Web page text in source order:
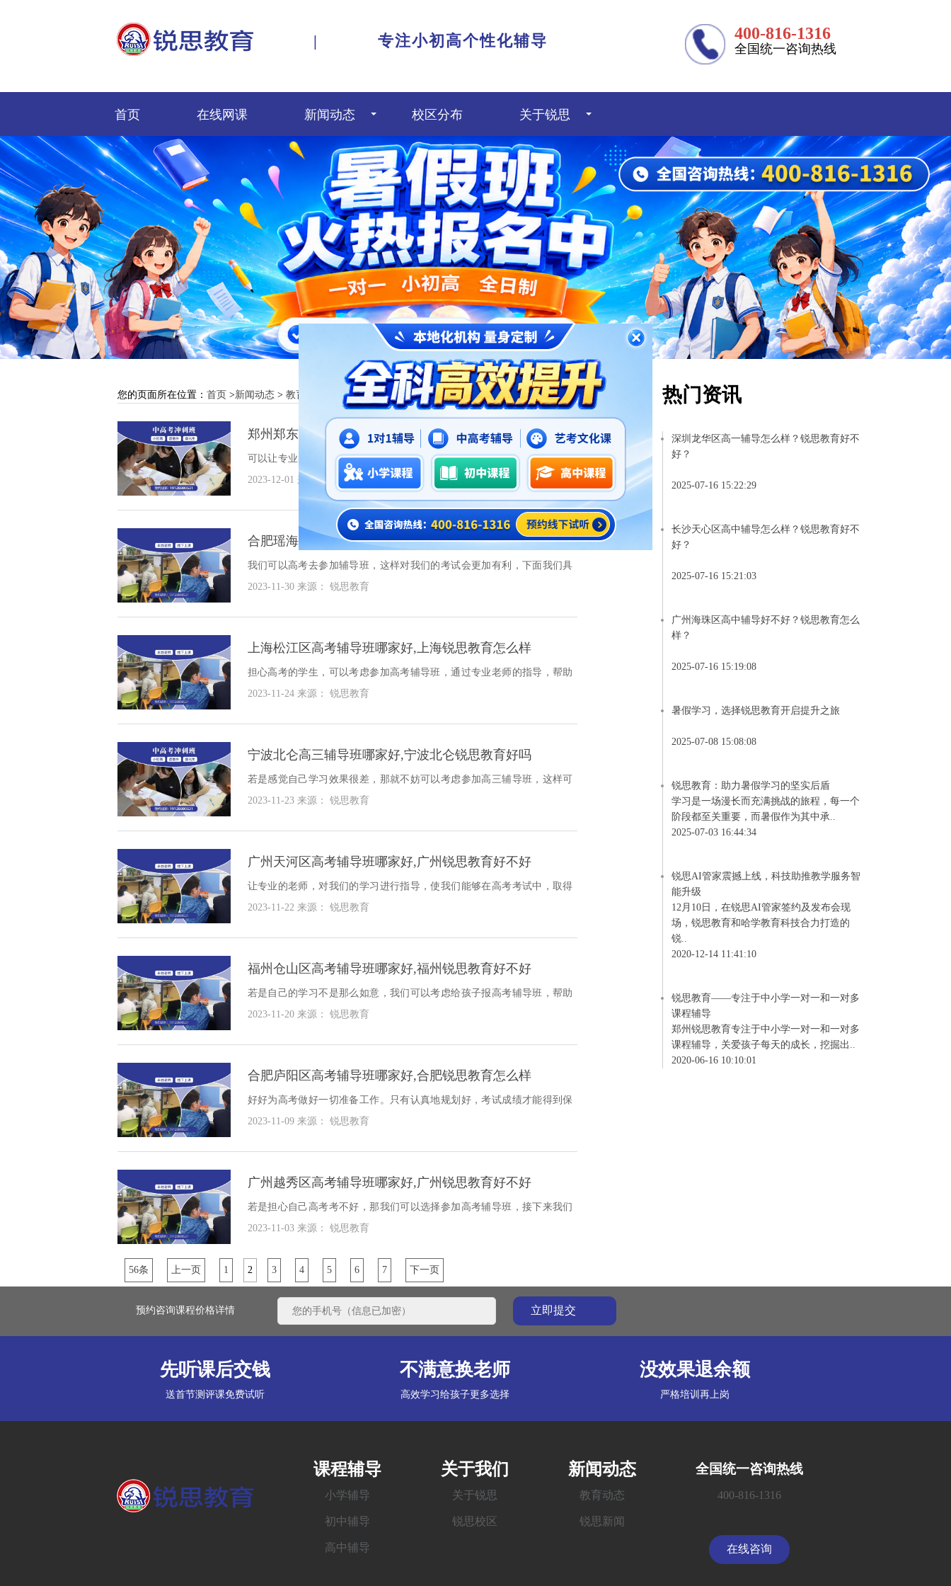
| 专注小初高个性化辅导 400-816-1316
全国统一咨询热线
首页 在线网课 新闻动态 校区分布 关于锐思
1 2
您的页面所在位置： 首页 >新闻动态> 教育动态 高考热点>
郑州郑东新区高考辅导班哪家好,郑州锐思教育好不好
可以让专业的老师，在学习上帮助我们，制定有效的学习计划，保证我们
学习更加有效率，下面我们就具体来看看郑州郑东新区高考辅导班哪家
2023-12-01 来源： 锐思教育
合肥瑶海区高考辅导班哪家好,合肥锐思教育好不好
我们可以高考去参加辅导班，这样对我们的考试会更加有利，下面我们具
体来看看合肥瑶海区高考辅导班哪家好？
2023-11-30 来源： 锐思教育
上海松江区高考辅导班哪家好,上海锐思教育怎么样
担心高考的学生，可以考虑参加高考辅导班，通过专业老师的指导，帮助
我们解决学习上的问题，下面我们就一起来看看上海松江区高考辅导班哪
2023-11-24 来源： 锐思教育
宁波北仑高三辅导班哪家好,宁波北仑锐思教育好吗
若是感觉自己学习效果很差，那就不妨可以考虑参加高三辅导班，这样可
以保证我们学习更加有效果，下面我们就具体去看一看宁波北仑高三辅导
2023-11-23 来源： 锐思教育
广州天河区高考辅导班哪家好,广州锐思教育好不好
让专业的老师，对我们的学习进行指导，使我们能够在高考考试中，取得
一个好的学习成绩，下面我们就来具体看看广州天河区高考辅导班哪家
2023-11-22 来源： 锐思教育
福州仓山区高考辅导班哪家好,福州锐思教育好不好
若是自己的学习不是那么如意，我们可以考虑给孩子报高考辅导班，帮助
孩子解决高考学习上的各种问题，那具体我们来看一看福州仓山区高考辅
2023-11-20 来源： 锐思教育
合肥庐阳区高考辅导班哪家好,合肥锐思教育怎么样
好好为高考做好一切准备工作。只有认真地规划好，考试成绩才能得到保
障，那我们接下来就具体去看一看合肥庐阳区高考辅导班哪家好？
2023-11-09 来源： 锐思教育
广州越秀区高考辅导班哪家好,广州锐思教育好不好
若是担心自己高考考不好，那我们可以选择参加高考辅导班，接下来我们
就具体看一看广州越秀区高考辅导班哪家好？
2023-11-03 来源： 锐思教育
56条 上一页 1 2 3 4 5 6 7 下一页
热门资讯
深圳龙华区高一辅导怎么样？锐思教育好不
好？
2025-07-16 15:22:29
长沙天心区高中辅导怎么样？锐思教育好不
好？
2025-07-16 15:21:03
广州海珠区高中辅导好不好？锐思教育怎么
样？
2025-07-16 15:19:08
暑假学习，选择锐思教育开启提升之旅
2025-07-08 15:08:08
锐思教育：助力暑假学习的坚实后盾
学习是一场漫长而充满挑战的旅程，每一个
阶段都至关重要，而暑假作为其中承..
2025-07-03 16:44:34
锐思AI管家震撼上线，科技助推教学服务智
能升级
12月10日，在锐思AI管家签约及发布会现
场，锐思教育和哈学教育科技合力打造的
锐..
2020-12-14 11:41:10
锐思教育——专注于中小学一对一和一对多
课程辅导
郑州锐思教育专注于中小学一对一和一对多
课程辅导，关爱孩子每天的成长，挖掘出..
2020-06-16 10:10:01
预约咨询课程价格详情
先听课后交钱
送首节测评课免费试听
不满意换老师
高效学习给孩子更多选择
没效果退余额
严格培训再上岗
课程辅导
小学辅导
初中辅导
高中辅导
关于我们
关于锐思
锐思校区
新闻动态
教育动态
锐思新闻
全国统一咨询热线
400-816-1316
在线咨询